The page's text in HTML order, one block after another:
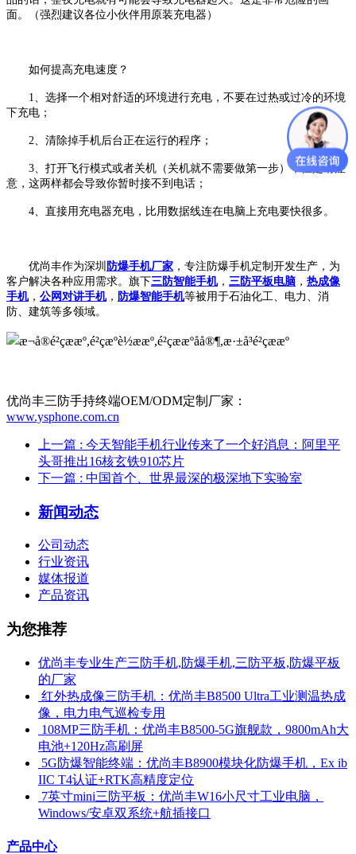
面。（强烈建议各位小伙伴用原装充电器）
如何提高充电速度？
1
、选择一个相对舒适的环境进行充电，不要在过热或过冷的环境
下充电；
2 、清除掉手机后台正在运行的程序；
3 、打开飞行模式或者关机（关机就不需要做第一步），但是请注
意，这两样都会导致你暂时接不到电话；
4 、直接用充电器充电，比用数据线连在电脑上充电要快很多。
优尚丰作为深圳 防爆手机厂家 ，专注防爆手机定制开发生产，为
客户解决各种应用需求。旗下三防智能手机， 三防平板电脑 ， 热成像
手机， 公网对讲手机， 防爆智能手机等被用于石油化工、电力、消
防、建筑等多领域。
优尚丰三防手持终端OEM/ODM定制厂家：
www.ysphone.com.cn
上一篇 : 今天智能手机行业传来了一个好消息：阿里平
头哥推出16核玄铁910芯片
下一篇 : 中国首个、世界最深的极深地下实验室
新闻动态
公司动态
行业资讯
媒体报道
产品资讯
为您推荐
优尚丰专业生产三防手机,防爆手机,三防平板,防爆平板
的厂家
​ 红外热成像三防手机：优尚丰B8500 Ultra工业测温热成
像，电力电气巡检专用
​ 108MP三防手机：优尚丰B8500-5G旗舰款，9800mAh大
电池+120Hz高刷屏
​ 5G防爆智能终端：优尚丰B8900模块化防爆手机，Ex ib
IIC T4认证+RTK高精度定位
​ 7英寸mini三防平板：优尚丰W16小尺寸工业电脑，
Windows/安卓双系统+航插接口
产品中心